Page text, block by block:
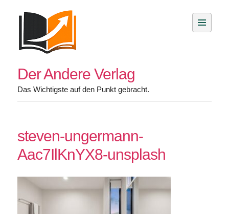
Der Andere Verlag
Das Wichtigste auf den Punkt gebracht.
steven-ungermann-
Aac7IlKnYX8-unsplash